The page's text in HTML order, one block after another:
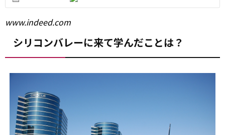
www.indeed.com
シリコンバレーに来て学んだことは？